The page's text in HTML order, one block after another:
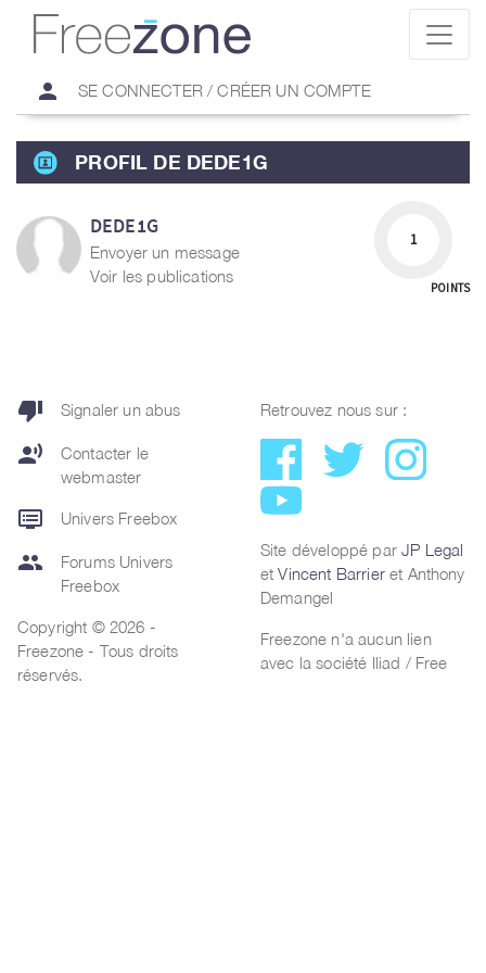
person SE CONNECTER / CRÉER UN COMPTE
PROFIL DE DEDE1G
DEDE1G
Envoyer un message
Voir les publications
1
POINTS
thumb_down Signaler un abus
record_voice_over
Contacter le
webmaster
dvr Univers Freebox
group
Forums Univers
Freebox
Copyright © 2026 -
Freezone - Tous droits
réservés.
Retrouvez nous sur :
Site développé parJP Legal
etVincent Barrieret Anthony
Demangel
Freezone n'a aucun lien
avec la société Iliad / Free